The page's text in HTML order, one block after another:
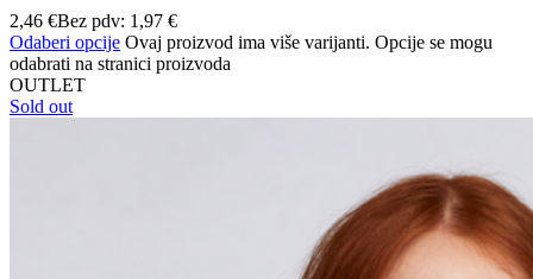
2,46 €Bez pdv: 1,97 €
Odaberi opcije Ovaj proizvod ima više varijanti. Opcije se mogu
odabrati na stranici proizvoda
OUTLET
Sold out